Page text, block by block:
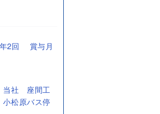
2回 賞与月
当社 座間工
松原バス停